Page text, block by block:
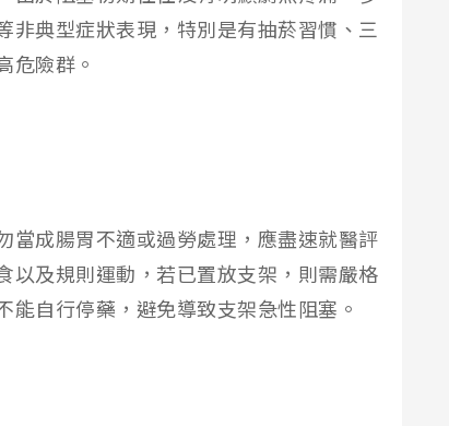
非典型症狀表現，特別是有抽菸習慣、三
危險群。
當成腸胃不適或過勞處理，應盡速就醫評
以及規則運動，若已置放支架，則需嚴格
自行停藥，避免導致支架急性阻塞。